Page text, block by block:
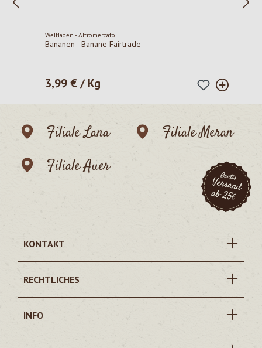
Weltladen - Altromercato
Bananen - Banane Fairtrade
Regulärer Preis:
3,99 € / Kg
Filiale Lana
Filiale Meran
Filiale Auer
KONTAKT
RECHTLICHES
INFO